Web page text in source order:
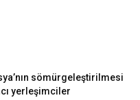
sömürgeleştirilmesi
yerleşimciler